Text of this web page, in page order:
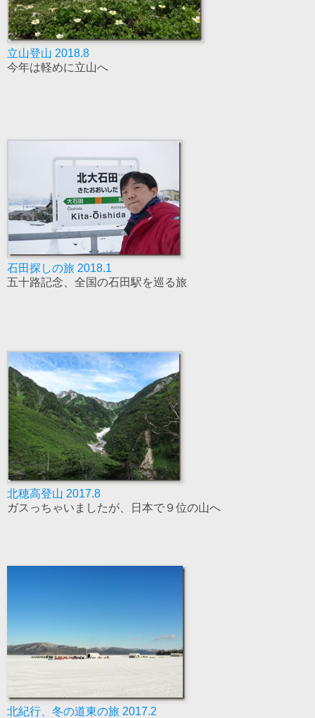
立山登山 2018.8
今年は軽めに立山へ
石田探しの旅 2018.1
五十路記念、全国の石田駅を巡る旅
北穂高登山 2017.8
ガスっちゃいましたが、日本で９位の山へ
北紀行、冬の道東の旅 2017.2